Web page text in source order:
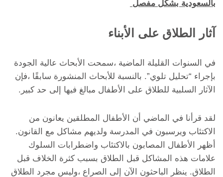
بالسعودية بشكل مفصل
آثار الطلاق على الأبناء
في السنوات القليلة الماضية ،سمحت الأبحاث عالية الجودة
بإجراء “تحليل تلوي”. بالنسبة للأبحاث المنشورة سابقًا ،فإن
الآثار السلبية للطلاق على الأطفال مبالغ فيها إلى حد كبير.
لقد قرأنا في الماضي أن الأطفال المطلقين يعانون من
الاكتئاب ويرسبون في المدرسة ولديهم مشاكل مع القانون.
أظهر الأطفال المصابون بالاكتئاب واضطرابات السلوك
علامات هذه المشاكل قبل الطلاق بسبب كثرة الخلاف قبل
الطلاق. ينظر الباحثون الآن إلى الصراع ،وليس مجرد الطلاق